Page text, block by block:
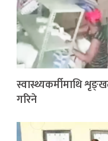
स्वास्थ्यकर्मीमाथि
गरिने